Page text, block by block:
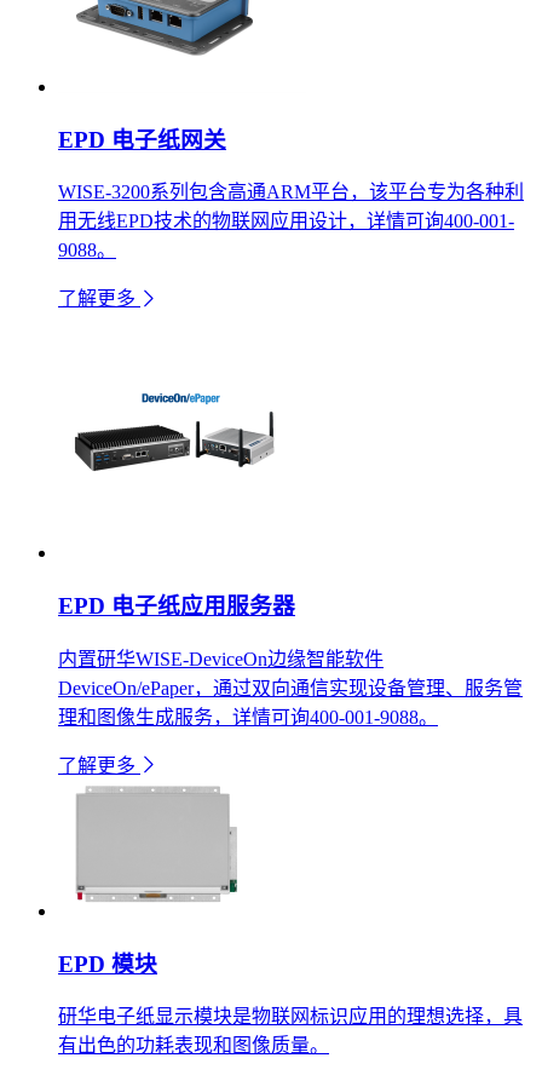
EPD 电子纸网关
WISE-3200系列包含高通ARM平台，该平台专为各种利
用无线EPD技术的物联网应用设计，详情可询400-001-
9088。
了解更多
EPD 电子纸应用服务器
内置研华WISE-DeviceOn边缘智能软件
DeviceOn/ePaper，通过双向通信实现设备管理、服务管
理和图像生成服务，详情可询400-001-9088。
了解更多
EPD 模块
研华电子纸显示模块是物联网标识应用的理想选择，具
有出色的功耗表现和图像质量。